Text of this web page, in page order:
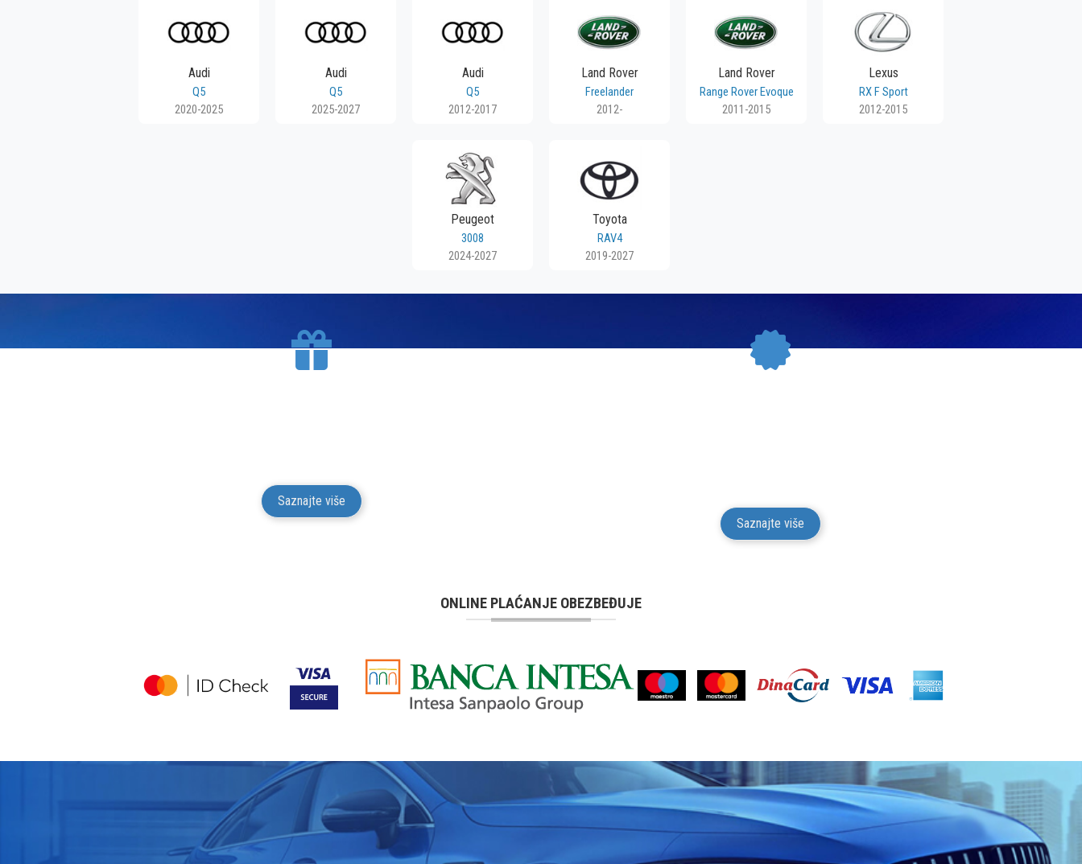
Audi
Q5
2020-2025
Audi
Q5
2025-2027
Audi
Q5
2012-2017
Land Rover
Freelander
2012-
Land Rover
Range Rover Evoque
2011-2015
Lexus
RX F Sport
2012-2015
Peugeot
3008
2024-2027
Toyota
RAV4
2019-2027
Saznajte više
Saznajte više
ONLINE PLAĆANJE OBEZBEĐUJE